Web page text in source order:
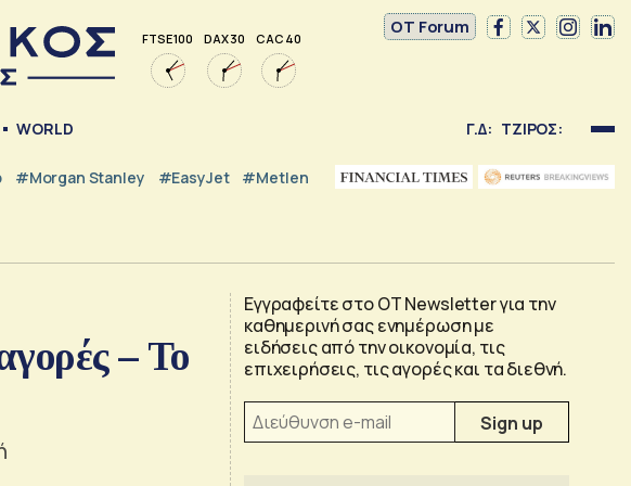
FTSE 100 DAX 30 CAC 40
OT Forum
WORLD Γ.Δ: ΤΖΙΡΟΣ:
#Morgan Stanley #EasyJet #Metlen
– Το
Εγγραφείτε στο OT Newsletter για την
καθημερινή σας ενημέρωση με
ειδήσεις από την οικονομία, τις
επιχειρήσεις, τις αγορές και τα διεθνή.